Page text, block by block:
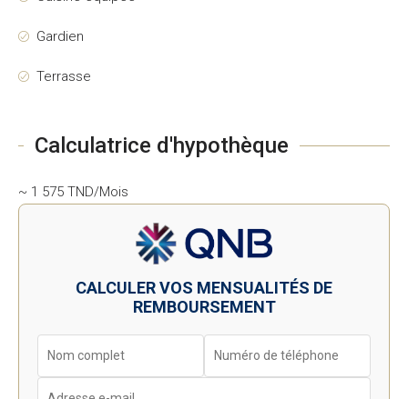
Gardien
Terrasse
Calculatrice d'hypothèque
~ 1 575 TND/Mois
CALCULER VOS MENSUALITÉS DE
REMBOURSEMENT